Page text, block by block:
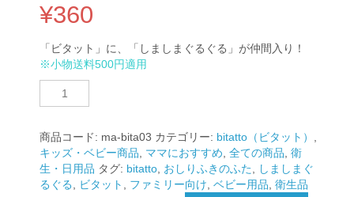
¥360
「ビタット」に、「しましまぐるぐる」が仲間入り！
※小物送料500円適用
タ
ト
（し
ま
し
商品コード: ma-bita03 カテゴリー: bitatto（ビタット） ,
キッズ・ベビー商品, ママにおすすめ, 全ての商品, 衛
生・日用品 タグ: bitatto, おしりふきのふた, しましまぐ
るぐる, ビタット , ファミリー向け, ベビー用品, 衛生品